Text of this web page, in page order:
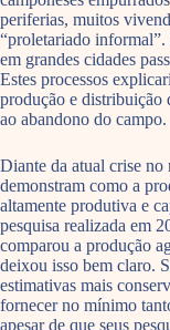
periferias, muitos
“proletariado
em grandes cidades
Estes processos
produção e distribuição
ao abandono do campo.
Diante da atual crise no
demonstram como a
altamente produtiva e
pesquisa realizada em
comparou a produção
deixou isso bem claro.
estimativas mais
fornecer no mínimo
apesar de que seus